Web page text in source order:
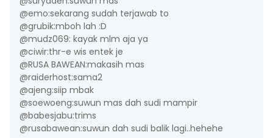
@emo:sekarang sudah terjawab to
@grubik:mboh lah :D
@mudz069: kayak mlm aja ya
@ciwir:thr-e wis entek je
@RUSA BAWEAN:makasih mas
@raiderhost:sama2
@ajeng:siip mbak
@soewoeng:suwun mas dah sudi mampir
@babesjabu:trims
@rusabawean:suwun dah sudi balik lagi..hehehe